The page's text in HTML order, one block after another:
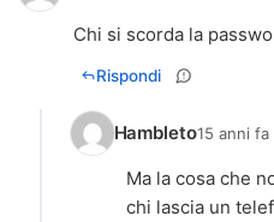
Chi si scorda la
Rispondi
Hambleto15 anni fa
Ma la cosa che
chi lascia un